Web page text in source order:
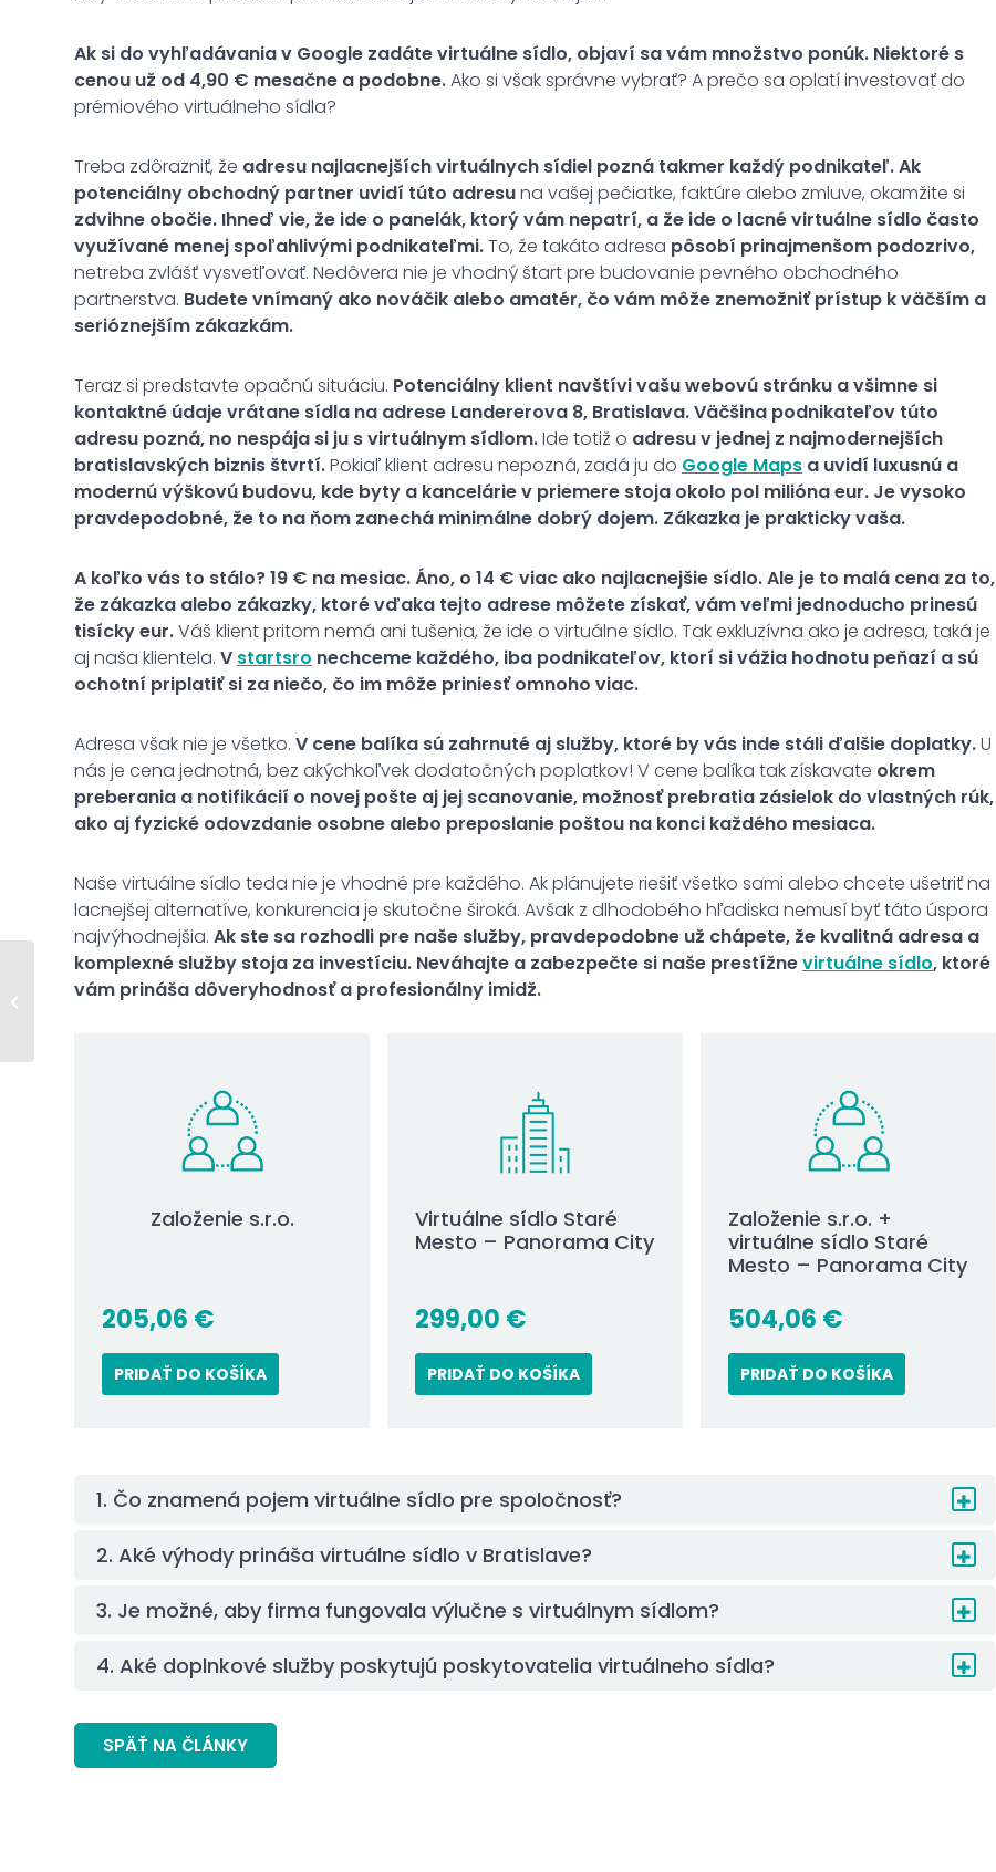
Ak si do vyhľadávania v Google zadáte virtuálne sídlo, objaví sa vám množstvo ponúk. Niektoré s
cenou už od 4,90 € mesačne a podobne.Ako si však správne vybrať? A prečo sa oplatí investovať do
prémiového virtuálneho sídla?
Treba zdôrazniť, že adresu najlacnejších virtuálnych sídiel pozná takmer každý podnikateľ. Ak
potenciálny obchodný partner uvidí túto adresuna vašej pečiatke, faktúre alebo zmluve, okamžite si
zdvihne obočie. Ihneď vie, že ide o panelák, ktorý vám nepatrí, a že ide o lacné virtuálne sídlo často
využívané menej spoľahlivými podnikateľmi.To, že takáto adresa pôsobí prinajmenšom podozrivo,
netreba zvlášť vysvetľovať. Nedôvera nie je vhodný štart pre budovanie pevného obchodného
partnerstva. Budete vnímaný ako nováčik alebo amatér, čo vám môže znemožniť prístup k väčším a
serióznejším zákazkám.
Teraz si predstavte opačnú situáciu. Potenciálny klient navštívi vašu webovú stránku a všimne si
kontaktné údaje vrátane sídla na adrese Landererova 8, Bratislava.Väčšina podnikateľov túto
adresu pozná, no nespája si ju s virtuálnym sídlom.Ide totiž o adresu v jednej z najmodernejších
bratislavských biznis štvrtí.Pokiaľ klient adresu nepozná, zadá ju do Google Maps a uvidí luxusnú a
modernú výškovú budovu, kde byty a kancelárie v priemere stoja okolo pol milióna eur. Je vysoko
pravdepodobné, že to na ňom zanechá minimálne dobrý dojem. Zákazka je prakticky vaša.
A koľko vás to stálo? 19 € na mesiac. Áno, o 14 € viac ako najlacnejšie sídlo. Ale je to malá cena za to,
že zákazka alebo zákazky, ktoré vďaka tejto adrese môžete získať, vám veľmi jednoducho prinesú
tisícky eur.Váš klient pritom nemá ani tušenia, že ide o virtuálne sídlo. Tak exkluzívna ako je adresa, taká je
aj naša klientela. V startsro nechceme každého, iba podnikateľov, ktorí si vážia hodnotu peňazí a sú
ochotní priplatiť si za niečo, čo im môže priniesť omnoho viac.
Adresa však nie je všetko. V cene balíka sú zahrnuté aj služby, ktoré by vás inde stáli ďalšie doplatky.U
nás je cena jednotná, bez akýchkoľvek dodatočných poplatkov! V cene balíka tak získavate okrem
preberania a notifikácií o novej pošte aj jej scanovanie, možnosť prebratia zásielok do vlastných rúk,
ako aj fyzické odovzdanie osobne alebo preposlanie poštou na konci každého mesiaca.
Naše virtuálne sídlo teda nie je vhodné pre každého. Ak plánujete riešiť všetko sami alebo chcete ušetriť na
lacnejšej alternatíve, konkurencia je skutočne široká. Avšak z dlhodobého hľadiska nemusí byť táto úspora
najvýhodnejšia. Ak ste sa rozhodli pre naše služby, pravdepodobne už chápete, že kvalitná adresa a
komplexné služby stoja za investíciu. Neváhajte a zabezpečte si naše prestížnevirtuálne sídlo, ktoré
vám prináša dôveryhodnosť a profesionálny imidž.
Založenie s.r.o.
205,06 €
PRIDAŤ DO KOŠÍKA
Virtuálne sídlo Staré
Mesto – Panorama City
299,00 €
PRIDAŤ DO KOŠÍKA
Založenie s.r.o. +
virtuálne sídlo Staré
Mesto – Panorama City
504,06 €
PRIDAŤ DO KOŠÍKA
1. Čo znamená pojem virtuálne sídlo pre spoločnosť?
2. Aké výhody prináša virtuálne sídlo v Bratislave?
3. Je možné, aby firma fungovala výlučne s virtuálnym sídlom?
4. Aké doplnkové služby poskytujú poskytovatelia virtuálneho sídla?
SPÄŤ NA ČLÁNKY
Diagnostika a opravy
cestných motorových